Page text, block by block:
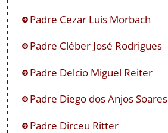
Padre Cezar Luis Morbach
Padre Cléber José Rodrigues
Padre Delcio Miguel Reiter
Padre Diego dos Anjos Soares
Padre Dirceu Ritter